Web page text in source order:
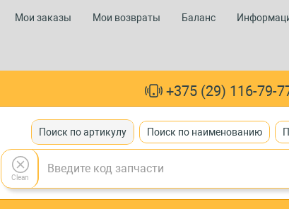
Мои заказы Мои возвраты Баланс
+375 (29) 116-79-
Поиск по артикулу Поиск по наименованию
Clean